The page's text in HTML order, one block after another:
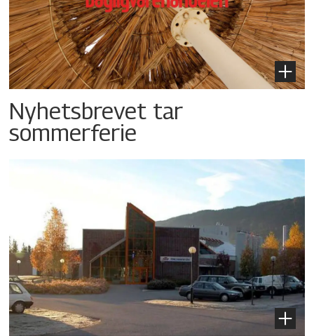
Nyhetsbrevet tar
sommerferie